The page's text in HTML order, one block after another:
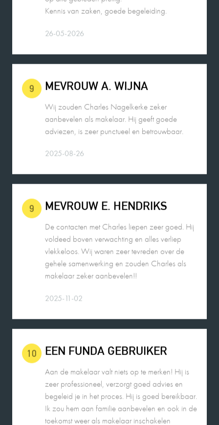
26-05-2026
Wij zouden Charles Nagelkerke zeker
aanbevelen als makelaar. Hij geeft goede
adviezen, is zeer punctueel en betrouwbaar.
2025-08-26
De contacten met Charles liepen zeer goed. Hij
voldeed boven verwachting en alles verliep
vlekkeloos. Wij waren zeer tevreden over de
gehele samenwerking en zouden Charles als
makelaar zeker aanbevelen!!
2025-11-02
Aan de makelaar valt niets op te merken! Hij is
zeer professioneel, verzorgt goed advies en
begeleid je in het proces. Hij is goed bereikbaar.
Ik zou hem aan familie aanbevelen en ook in de
toekomst weer als makelaar inschakelen